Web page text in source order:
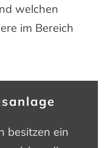
welchen
im Bereich
besitzen ein